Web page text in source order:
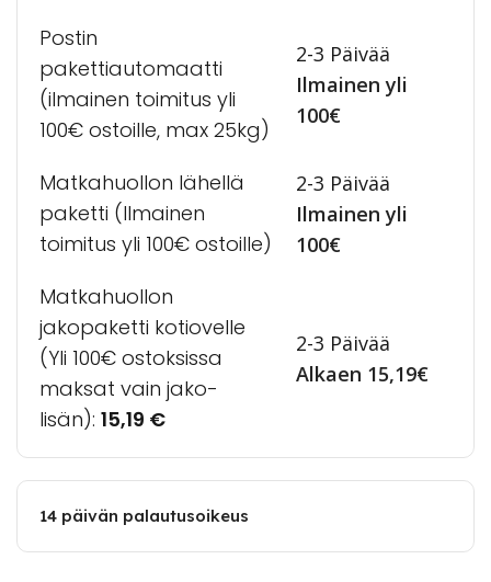
Postin
pakettiautomaatti
(ilmainen toimitus yli
100€ ostoille, max 25kg)
2-3 Päivää
Ilmainen yli
100€
Matkahuollon lähellä
paketti (Ilmainen
toimitus yli 100€ ostoille)
2-3 Päivää
Ilmainen yli
100€
Matkahuollon
jakopaketti kotiovelle
(Yli 100€ ostoksissa
maksat vain jako-
lisän): 15,19 €
2-3 Päivää
Alkaen 15,19€
14 päivän palautusoikeus